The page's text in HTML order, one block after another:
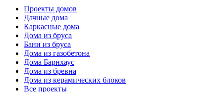
Проекты домов
Дачные дома
Каркасные дома
Дома из бруса
Бани из бруса
Дома из газобетона
Дома Барнхаус
Дома из бревна
Дома из керамических блоков
Все проекты